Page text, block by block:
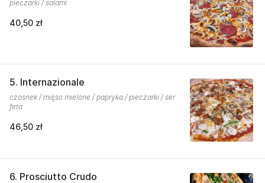
pieczarki / salami
40,50 zł
5. Internazionale
czosnek / mięso mielone / papryka / pieczarki / ser
feta
46,50 zł
6. Prosciutto Crudo